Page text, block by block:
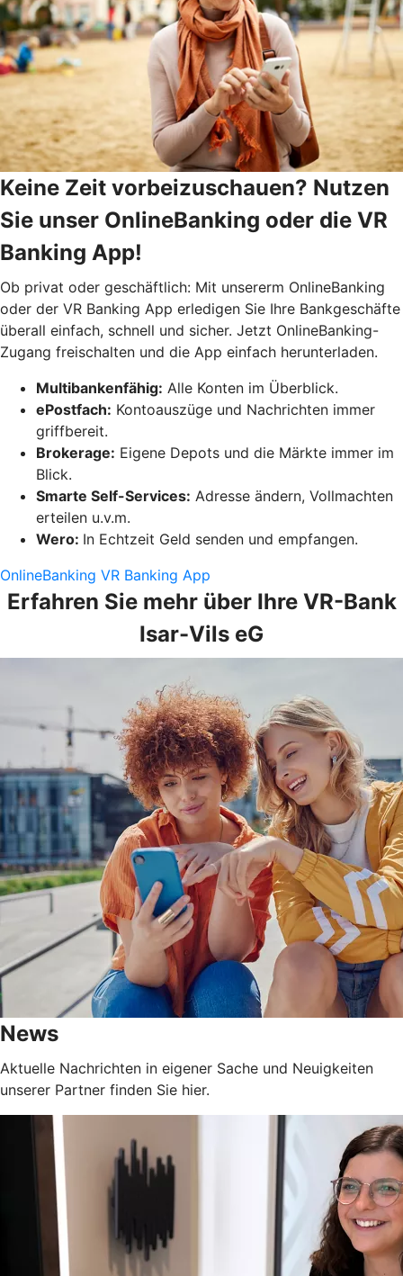
Keine Zeit vorbeizuschauen? Nutzen
Sie unser OnlineBanking oder die VR
Banking App!
Ob privat oder geschäftlich: Mit unsererm OnlineBanking
oder der VR Banking App erledigen Sie Ihre Bankgeschäfte
überall einfach, schnell und sicher. Jetzt OnlineBanking-
Zugang freischalten und die App einfach herunterladen.
Multibankenfähig: Alle Konten im Überblick.
ePostfach: Kontoauszüge und Nachrichten immer
griffbereit.
Brokerage: Eigene Depots und die Märkte immer im
Blick.
Smarte Self-Services: Adresse ändern, Vollmachten
erteilen u.v.m.
Wero: In Echtzeit Geld senden und empfangen.
OnlineBanking VR Banking App
Erfahren Sie mehr über Ihre VR-Bank
Isar-Vils eG
News
Aktuelle Nachrichten in eigener Sache und Neuigkeiten
unserer Partner finden Sie hier.